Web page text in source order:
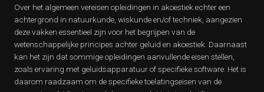
Over het algemeen vereisen opleidingen in akoestiek echter een
achtergrond in natuurkunde, wiskunde en/of techniek, aangezien
deze vakken essentieel zijn voor het begrijpen van de
wetenschappelijke principes achter geluid en akoestiek. Daarnaast
kan het zijn dat sommige opleidingen aanvullende eisen stellen,
zoals ervaring met geluidsapparatuur of specifieke software. Het is
daarom raadzaam om de specifieke toelatingseisen van de